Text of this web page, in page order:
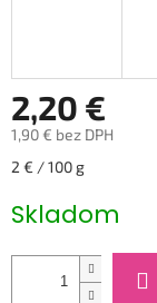
2,20 €
1,90 € bez DPH
Jednotková
2 € / 100 g
Skladom